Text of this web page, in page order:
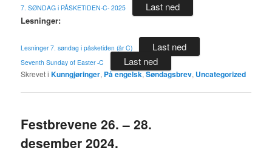
7. SØNDAG i PÅSKETIDEN-C- 2025 Last ned
Lesninger:
Lesninger 7. søndag i påsketiden (år C) Last ned
Seventh Sunday of Easter -C Last ned
Skrevet i Kunngjøringer, På engelsk,Søndagsbrev, Uncategorized
Festbrevene 26. – 28.
desember 2024.